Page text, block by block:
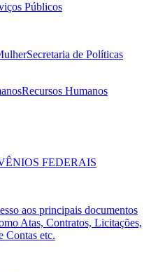
Públicos
Secretaria de Políticas
Recursos Humanos
FEDERAIS
aos principais documentos
Atas, Contratos, Licitações,
Contas etc.